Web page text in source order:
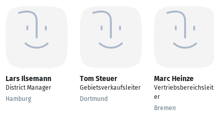
Lars Ilsemann
District Manager
Hamburg
Tom Steuer
Gebietsverkaufsleiter
Dortmund
Marc Heinze
Vertriebsbereichsleit
er
Bremen